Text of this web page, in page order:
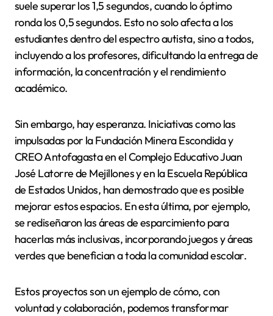
suele superar los 1,5 segundos, cuando lo óptimo
ronda los 0,5 segundos. Esto no solo afecta a los
estudiantes dentro del espectro autista, sino a todos,
incluyendo a los profesores, dificultando la entrega de
información, la concentración y el rendimiento
académico.
Sin embargo, hay esperanza. Iniciativas como las
impulsadas por la Fundación Minera Escondida y
CREO Antofagasta en el Complejo Educativo Juan
José Latorre de Mejillones y en la Escuela República
de Estados Unidos, han demostrado que es posible
mejorar estos espacios. En esta última, por ejemplo,
se rediseñaron las áreas de esparcimiento para
hacerlas más inclusivas, incorporando juegos y áreas
verdes que benefician a toda la comunidad escolar.
Estos proyectos son un ejemplo de cómo, con
voluntad y colaboración, podemos transformar